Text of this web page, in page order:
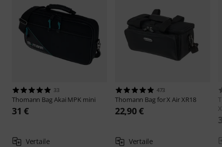
33
Thomann Bag Akai MPK mini
31 €
Vertaile
473
Thomann Bag for X Air XR18
22,90 €
Vertaile